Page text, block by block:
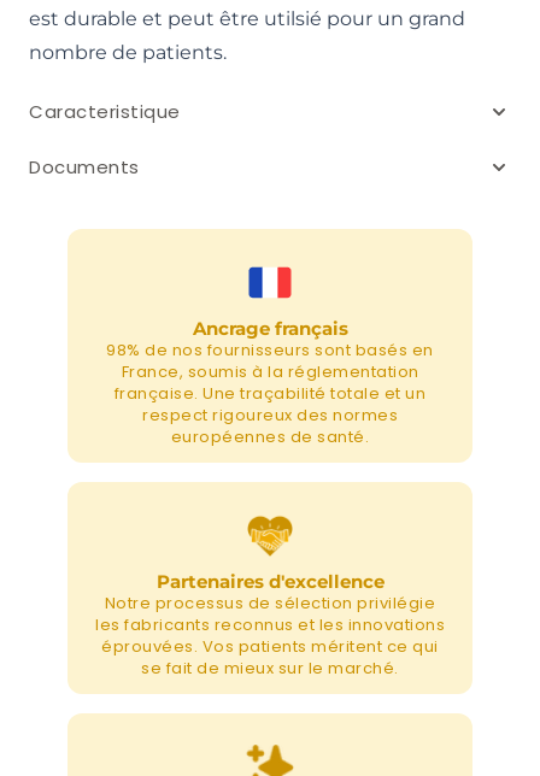
est durable et peut être utilsié pour un grand
nombre de patients.
Caracteristique
Documents
Ancrage français
98% de nos fournisseurs sont basés en
France, soumis à la réglementation
française. Une traçabilité totale et un
respect rigoureux des normes
européennes de santé.
Partenaires d'excellence
Notre processus de sélection privilégie
les fabricants reconnus et les innovations
éprouvées. Vos patients méritent ce qui
se fait de mieux sur le marché.